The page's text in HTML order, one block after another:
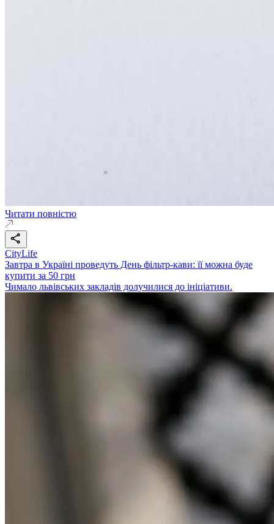
Читати повністю
CityLife
Завтра в Україні проведуть День фільтр-кави: її можна буде
купити за 50 грн
Чимало львівських закладів долучилися до ініціативи.